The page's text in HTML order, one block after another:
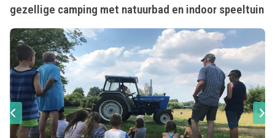
gezellige camping met natuurbad en indoor speeltuin